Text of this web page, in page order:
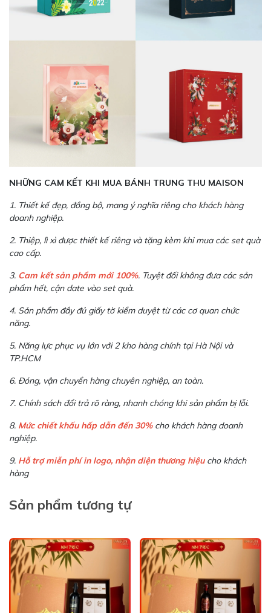
NHỮNG CAM KẾT KHI MUA BÁNH TRUNG THU MAISON
1. Thiết kế đẹp, đồng bộ, mang ý nghĩa riêng cho khách hàng
doanh nghiệp.
2. Thiệp, lì xì được thiết kế riêng và tặng kèm khi mua các set quà
cao cấp.
3. Cam kết sản phẩm mới 100%. Tuyệt đối không đưa các sản
phẩm hết, cận date vào set quà.
4. Sản phẩm đầy đủ giấy tờ kiểm duyệt từ các cơ quan chức
năng.
5. Năng lực phục vụ lớn với 2 kho hàng chính tại Hà Nội và
TP.HCM
6. Đóng, vận chuyển hàng chuyên nghiệp, an toàn.
7. Chính sách đổi trả rõ ràng, nhanh chóng khi sản phẩm bị lỗi.
8. Mức chiết khấu hấp dẫn đến 30%cho khách hàng doanh
nghiệp.
9. Hỗ trợ miễn phí in logo, nhận diện thương hiệucho khách
hàng
Sản phẩm tương tự